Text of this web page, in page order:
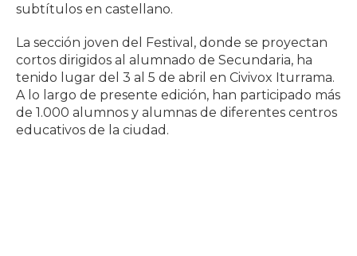
subtítulos en castellano.
La sección joven del Festival, donde se proyectan
cortos dirigidos al alumnado de Secundaria, ha
tenido lugar del 3 al 5 de abril en Civivox Iturrama.
A lo largo de presente edición, han participado más
de 1.000 alumnos y alumnas de diferentes centros
educativos de la ciudad.